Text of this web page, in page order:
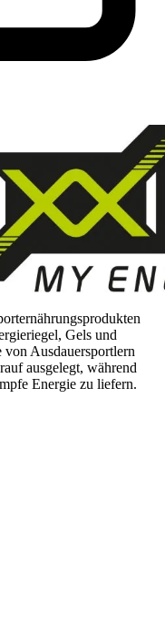
Gels und
Ausdauersportlern
ausgelegt, während
Energie zu liefern.